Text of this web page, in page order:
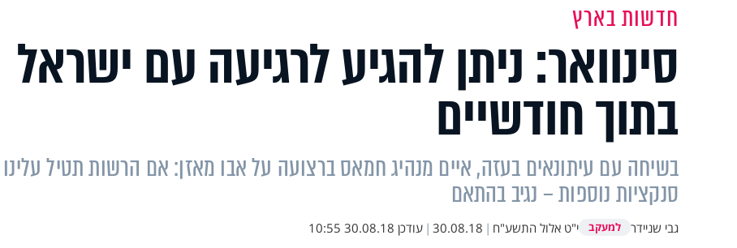
חדשות בארץ
סינוואר: ניתן להגיע לרגיעה עם ישראל
בתוך חודשיים
בשיחה עם עיתונאים בעזה, איים מנהיג חמאס ברצועה על אבו מאזן: אם הרשות תטיל עלינו
סנקציות נוספות – נגיב בהתאם
גבי שניידר למעקב י"ט אלול התשע"ח |
30.08.18
| עודכן 30.08.18 10:55